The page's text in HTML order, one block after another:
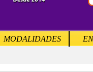
MODALIDADES